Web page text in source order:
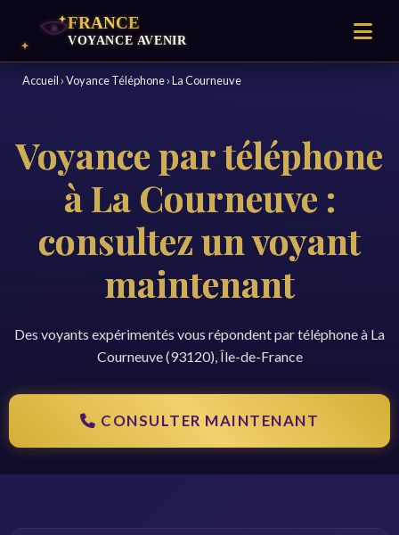
Accueil ›Voyance Téléphone›La Courneuve
Voyance par téléphone
à La Courneuve :
consultez un voyant
maintenant
Des voyants expérimentés vous répondent par téléphone à La
Courneuve (93120), Île-de-France
CONSULTER MAINTENANT